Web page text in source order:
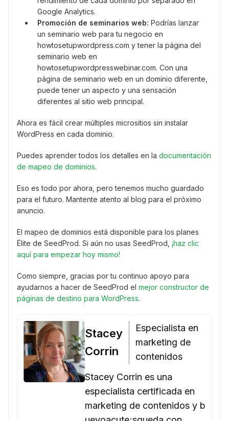
Google Analytics.
Promoción de seminarios web: Podrías lanzar
un seminario web para tu negocio en
howtosetupwordpress.com y tener la página del
seminario web en
howtosetupwordpresswebinar.com. Con una
página de seminario web en un dominio diferente,
puede tener un aspecto y una sensación
diferentes al sitio web principal.
Ahora es fácil crear múltiples micrositios sin instalar
WordPress en cada dominio.
Puedes aprender todos los detalles en la documentación
de mapeo de dominios.
Eso es todo por ahora, pero tenemos mucho guardado
para el futuro. Mantente atento al blog para el próximo
anuncio.
El mapeo de dominios está disponible para los planes
Élite de SeedProd. Si aún no usas SeedProd, ¡haz clic
aquí para empezar hoy mismo!
Como siempre, gracias por tu continuo apoyo para
ayudarnos a hacer de SeedProd el mejor constructor de
páginas de destino para WordPress.
Stacey
Corrin
Especialista en
marketing de
contenidos
Stacey Corrin es una
especialista certificada en
marketing de contenidos y b